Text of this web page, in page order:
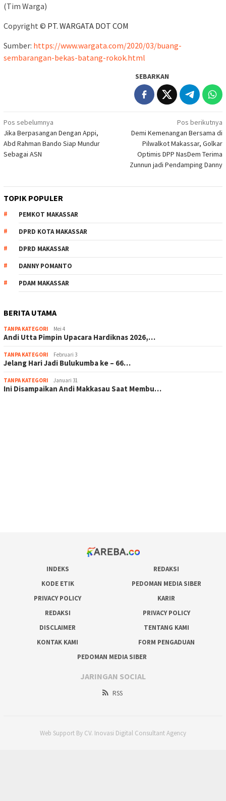
(Tim Warga)
Copyright © PT. WARGATA DOT COM
Sumber: https://www.wargata.com/2020/03/buang-
sembarangan-bekas-batang-rokok.html
SEBARKAN
Navigasi
pos
Pos sebelumnya
Jika Berpasangan Dengan Appi,
Abd Rahman Bando Siap Mundur
Sebagai ASN
Pos berikutnya
Demi Kemenangan Bersama di
Pilwalkot Makassar, Golkar
Optimis DPP NasDem Terima
Zunnun jadi Pendamping Danny
TOPIK POPULER
PEMKOT MAKASSAR
DPRD KOTA MAKASSAR
DPRD MAKASSAR
DANNY POMANTO
PDAM MAKASSAR
BERITA UTAMA
TANPA KATEGORI Mei 4
Andi Utta Pimpin Upacara Hardiknas 2026,…
TANPA KATEGORI Februari 3
Jelang Hari Jadi Bulukumba ke – 66…
TANPA KATEGORI Januari 31
Ini Disampaikan Andi Makkasau Saat Membu…
INDEKS
REDAKSI
KODE ETIK
PEDOMAN MEDIA SIBER
PRIVACY POLICY
KARIR
REDAKSI
PRIVACY POLICY
DISCLAIMER
TENTANG KAMI
KONTAK KAMI
FORM PENGADUAN
PEDOMAN MEDIA SIBER
JARINGAN SOCIAL
RSS
Web Support By CV. Inovasi Digital Consultant Agency